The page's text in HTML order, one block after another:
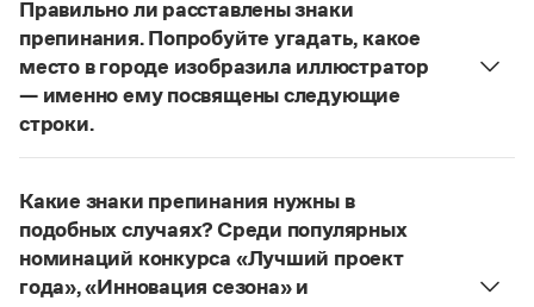
Правила русского языка: от азов до тонкостей
Интерактивные упражнения: от простого к сложному
Скороговорки
Словари
Научпоп
Учебники и справочники
Все книги
слова и сочетания слов, стоящие на границе
частей сложного предложения и относящиеся к
следующему за ними предложению,
не отделяются от него запятой:Послышался
резкий стук, должно быть сорвалась ставня
По этому правилу запятая посленапример
не нужна:Мотивы совершения преступления у
соучастников могут быть разными, например
подстрекатель действует по мотивам
национальной ненависти или вражды,
Правильно ли расставлены знаки
препинания. Попробуйте угадать, какое
место в городе изобразила иллюстратор
— именно ему посвящены следующие
строки.
Нужно закрыть запятой придаточную часть:
изобразила иллюстратор, — именно ему
посвящены следующие строки.
Страница ответа
Какие знаки препинания нужны в
подобных случаях? Среди популярных
номинаций конкурса «Лучший проект
года», «Инновация сезона» и